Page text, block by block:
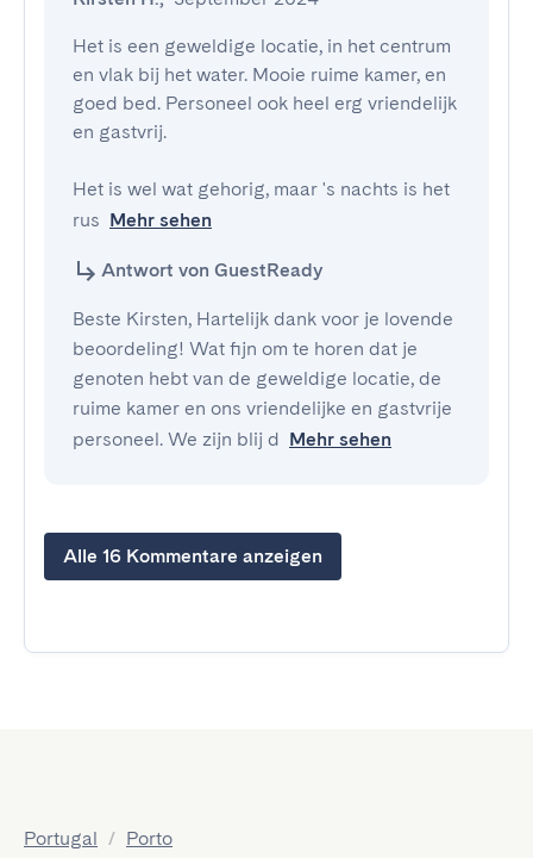
Het is een geweldige locatie, in het centrum
en vlak bij het water. Mooie ruime kamer, en
goed bed. Personeel ook heel erg vriendelijk
en gastvrij.
Het is wel wat gehorig, maar 's nachts is het
rus Mehr sehen
Antwort von GuestReady
Beste Kirsten, Hartelijk dank voor je lovende
beoordeling! Wat fijn om te horen dat je
genoten hebt van de geweldige locatie, de
ruime kamer en ons vriendelijke en gastvrije
personeel. We zijn blij d Mehr sehen
Alle 16 Kommentare anzeigen
Portugal / Porto